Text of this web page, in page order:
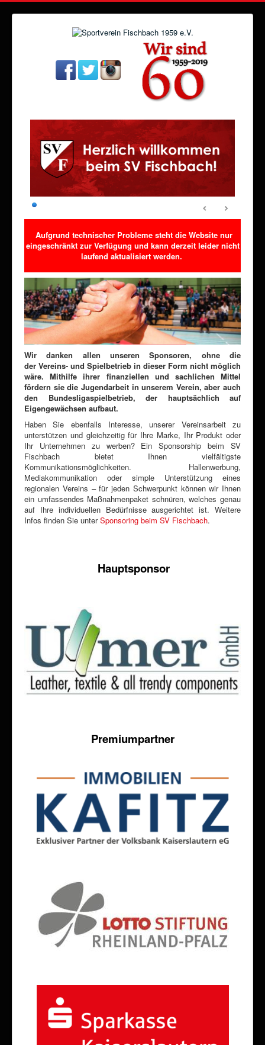
Aufgrund technischer Probleme steht die Website nur
eingeschränkt zur Verfügung und kann derzeit leider nicht
laufend aktualisiert werden.
Wir danken allen unseren Sponsoren, ohne die
der Vereins- und Spielbetrieb in dieser Form nicht möglich
wäre. Mithilfe ihrer finanziellen und sachlichen Mittel
fördern sie die Jugendarbeit in unserem Verein, aber auch
den Bundesligaspielbetrieb, der hauptsächlich auf
Eigengewächsen aufbaut.
Haben Sie ebenfalls Interesse, unserer Vereinsarbeit zu
unterstützen und gleichzeitig für Ihre Marke, Ihr Produkt oder
Ihr Unternehmen zu werben? Ein Sponsorship beim SV
Fischbach bietet Ihnen vielfältigste
Kommunikationsmöglichkeiten. Hallenwerbung,
Mediakommunikation oder simple Unterstützung eines
regionalen Vereins – für jeden Schwerpunkt können wir Ihnen
ein umfassendes Maßnahmenpaket schnüren, welches genau
auf Ihre individuellen Bedürfnisse ausgerichtet ist. Weitere
Infos finden Sie unterSponsoring beim SV Fischbach.
Hauptsponsor
Premiumpartner